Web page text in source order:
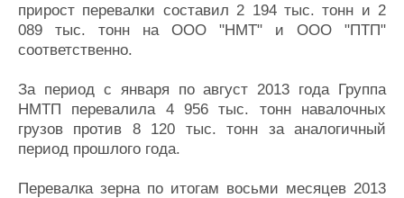
прирост перевалки составил 2 194 тыс. тонн и 2
089 тыс. тонн на ООО "НМТ" и ООО "ПТП"
соответственно.
За период с января по август 2013 года Группа
НМТП перевалила 4 956 тыс. тонн навалочных
грузов против 8 120 тыс. тонн за аналогичный
период прошлого года.
Перевалка зерна по итогам восьми месяцев 2013